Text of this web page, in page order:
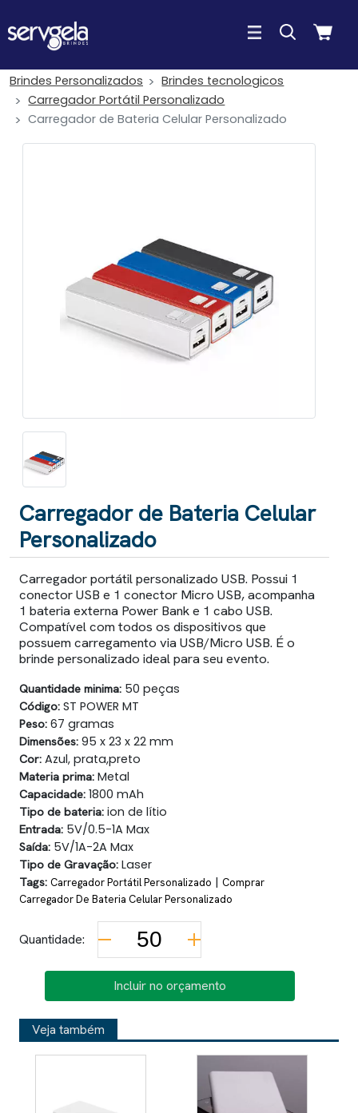
Brindes Personalizados
Brindes tecnologicos
Carregador Portátil Personalizado
Carregador de Bateria Celular Personalizado
Carregador de Bateria Celular
Personalizado
Carregador portátil personalizado USB. Possui 1
conector USB e 1 conector Micro USB, acompanha
1 bateria externa Power Bank e 1 cabo USB.
Compatível com todos os dispositivos que
possuem carregamento via USB/Micro USB. É o
brinde personalizado ideal para seu evento.
Quantidade minima: 50 peças
Código: ST POWER MT
Peso: 67 gramas
Dimensões: 95 x 23 x 22 mm
Cor: Azul, prata,preto
Materia prima: Metal
Capacidade: 1800 mAh
Tipo de bateria: ion de lítio
Entrada: 5V/0.5-1A Max
Saída: 5V/1A-2A Max
Tipo de Gravação: Laser
Tags: Carregador Portátil Personalizado | Comprar
Carregador De Bateria Celular Personalizado
Quantidade:
Incluir no orçamento
Veja também